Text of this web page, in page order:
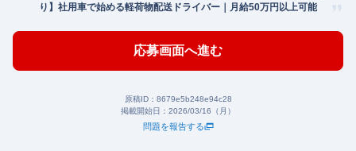
り】社用車で始める軽荷物配送ドライバー｜月給50万円以上可能
応募画面へ進む
原稿ID： 8679e5b248e94c28
掲載開始日： 2026/03/16（月）
問題を報告する